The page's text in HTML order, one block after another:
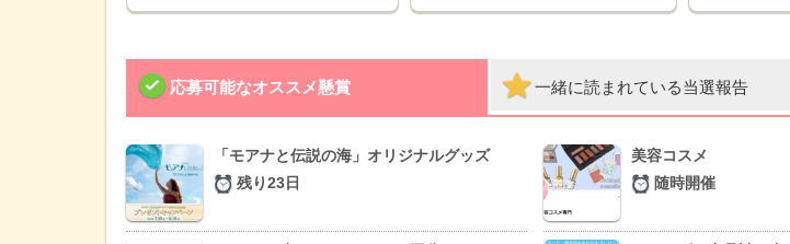
応募可能なオススメ懸賞 一緒に読まれている当選報告
「モアナと伝説の海」オリジナルグッズ
残り23日
美容コスメ
随時開催